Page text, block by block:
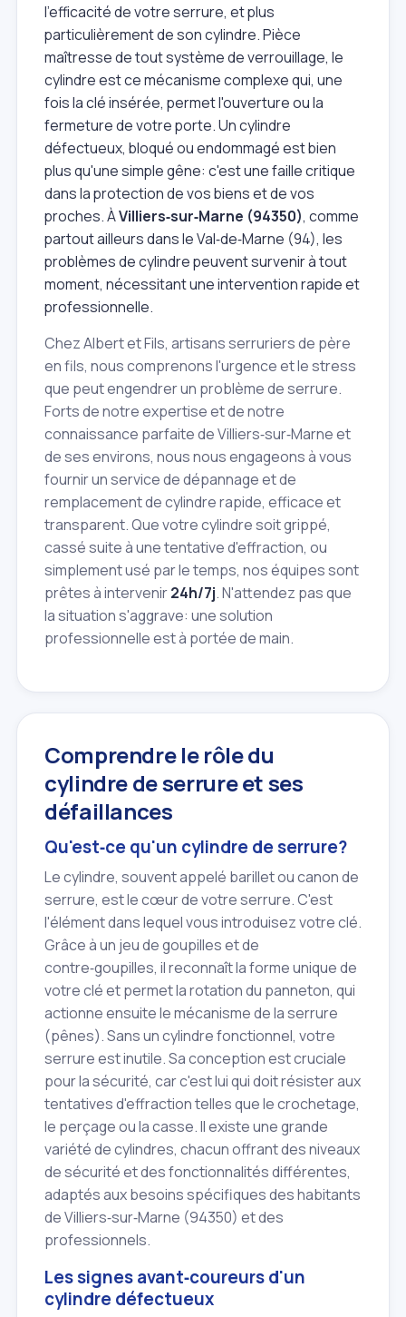
l'efficacité de votre serrure, et plus
particulièrement de son cylindre. Pièce
maîtresse de tout système de verrouillage, le
cylindre est ce mécanisme complexe qui, une
fois la clé insérée, permet l'ouverture ou la
fermeture de votre porte. Un cylindre
défectueux, bloqué ou endommagé est bien
plus qu'une simple gêne: c'est une faille critique
dans la protection de vos biens et de vos
proches. ÀVilliers‑sur‑Marne (94350), comme
partout ailleurs dans le Val‑de‑Marne (94), les
problèmes de cylindre peuvent survenir à tout
moment, nécessitant une intervention rapide et
professionnelle.
Chez Albert et Fils, artisans serruriers de père
en fils, nous comprenons l'urgence et le stress
que peut engendrer un problème de serrure.
Forts de notre expertise et de notre
connaissance parfaite de Villiers‑sur‑Marne et
de ses environs, nous nous engageons à vous
fournir un service de dépannage et de
remplacement de cylindre rapide, efficace et
transparent. Que votre cylindre soit grippé,
cassé suite à une tentative d'effraction, ou
simplement usé par le temps, nos équipes sont
prêtes à intervenir24h/7j. N'attendez pas que
la situation s'aggrave: une solution
professionnelle est à portée de main.
Comprendre le rôle du
cylindre de serrure et ses
défaillances
Qu'est‑ce qu'un cylindre de serrure?
Le cylindre, souvent appelé barillet ou canon de
serrure, est le cœur de votre serrure. C'est
l'élément dans lequel vous introduisez votre clé.
Grâce à un jeu de goupilles et de
contre‑goupilles, il reconnaît la forme unique de
votre clé et permet la rotation du panneton, qui
actionne ensuite le mécanisme de la serrure
(pênes). Sans un cylindre fonctionnel, votre
serrure est inutile. Sa conception est cruciale
pour la sécurité, car c'est lui qui doit résister aux
tentatives d'effraction telles que le crochetage,
le perçage ou la casse. Il existe une grande
variété de cylindres, chacun offrant des niveaux
de sécurité et des fonctionnalités différentes,
adaptés aux besoins spécifiques des habitants
de Villiers‑sur‑Marne (94350) et des
professionnels.
Les signes avant‑coureurs d'un
cylindre défectueux